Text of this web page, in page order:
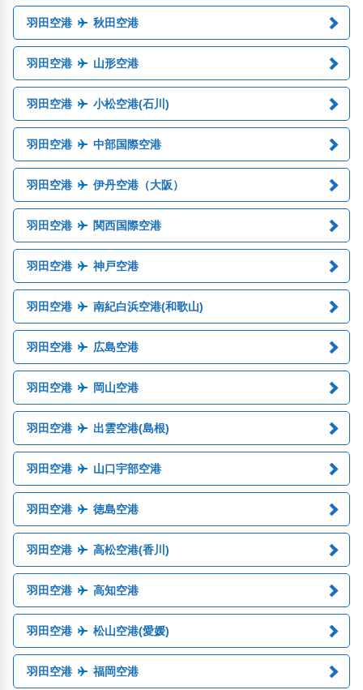
羽田空港 秋田空港
羽田空港 山形空港
羽田空港 小松空港(石川)
羽田空港 中部国際空港
羽田空港 伊丹空港（大阪）
羽田空港 関西国際空港
羽田空港 神戸空港
羽田空港 南紀白浜空港(和歌山)
羽田空港 広島空港
羽田空港 岡山空港
羽田空港 出雲空港(島根)
羽田空港 山口宇部空港
羽田空港 徳島空港
羽田空港 高松空港(香川)
羽田空港 高知空港
羽田空港 松山空港(愛媛)
羽田空港 福岡空港